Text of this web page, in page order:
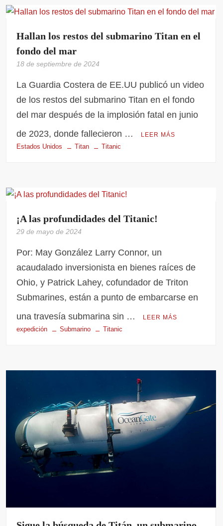
Hallan los restos del submarino Titan en el
fondo del mar
18 de septiembre de 2024
La Guardia Costera de EE.UU publicó un video
de los restos del submarino Titan en el fondo
del mar después de la implosión fatal en junio
de 2023, donde fallecieron …
LEER MÁS
Estados Unidos Titan Titanic
¡A las profundidades del Titanic!
29 de mayo de 2024
Por: May González Larry Connor, un
acaudalado inversionista en bienes raíces de
Ohio, y Patrick Lahey, cofundador de Triton
Submarines, están a punto de embarcarse en
una travesía submarina sin …
LEER MÁS
expedición Submarino Titanic